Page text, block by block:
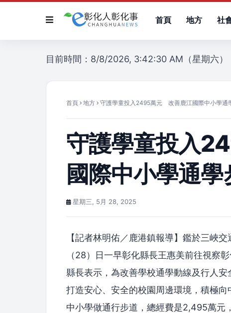
首頁 地方 社
目前時間：8/8/2026, 3:42:30 AM（星期六）
首頁 地方 守護學童投入2495萬元 改善鹿江國際中小學通
守護學童投入
國際中小學通學
星期三, 5月 28, 2025
【記者林明佑／鹿港鎮報導】鑑於三峽
（28）日一早彰化縣長王惠美前往視察
縣長表示，為改善學校通學動線及行人
打造安心、安全的校園周邊環境，積極
中小學做通行步道，總經費是2,495萬元